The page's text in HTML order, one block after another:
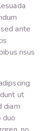
ante
risus
ut
diam
duo